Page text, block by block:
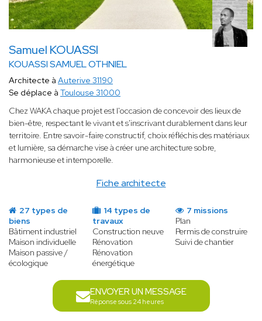
Samuel KOUASSI
KOUASSI SAMUEL OTHNIEL
Fiche architecte
Architecte à Auterive 31190
Se déplace à Toulouse 31000
Chez WAKA chaque projet est l'occasion de concevoir des lieux de
bien-être, respectant le vivant et s'inscrivant durablement dans leur
territoire. Entre savoir-faire constructif, choix réfléchis des matériaux
et lumière, sa démarche vise à créer une architecture sobre,
harmonieuse et intemporelle.
27 types de
biens
Bâtiment industriel
Maison individuelle
Maison passive /
écologique
14 types de
travaux
Construction neuve
Rénovation
Rénovation
énergétique
7 missions
Plan
Permis de construire
Suivi de chantier
ENVOYER UN MESSAGE
Réponse sous 24 heures